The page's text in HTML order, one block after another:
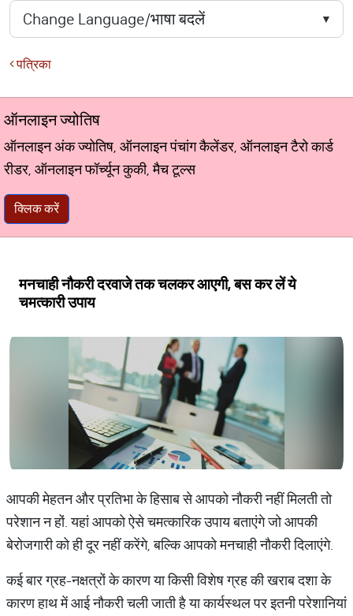
पत्रिका
ऑनलाइन ज्योतिष
ऑनलाइन अंक ज्योतिष, ऑनलाइन पंचांग कैलेंडर, ऑनलाइन टैरो कार्ड
रीडर, ऑनलाइन फॉर्च्यून कुकी, मैच टूल्स
क्लिक करें
मनचाही नौकरी दरवाजे तक चलकर आएगी, बस कर लें ये
चमत्‍कारी उपाय
आपकी मेहतन और प्रतिभा के हिसाब से आपको नौकरी नहीं मिलती तो
परेशान न हों. यहां आपको ऐसे चमत्‍कारिक उपाय बताएंगे जो आपकी
बेरोजगारी को ही दूर नहीं करेंगे, बल्कि आपको मनचाही नौकरी दिलाएंगे.
कई बार ग्रह-नक्षत्रों के कारण या किसी विशेष ग्रह की खराब दशा के
कारण हाथ में आई नौकरी चली जाती है या कार्यस्‍थल पर इतनी परेशानियां